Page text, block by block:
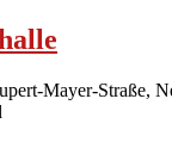
Mayer-Straße,